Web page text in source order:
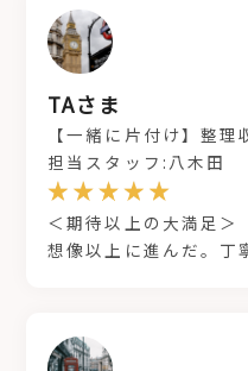
TAさま
【一緒に片付け】整
担当スタッフ:八木田
＜期待以上の大満足＞
想像以上に進んだ。丁